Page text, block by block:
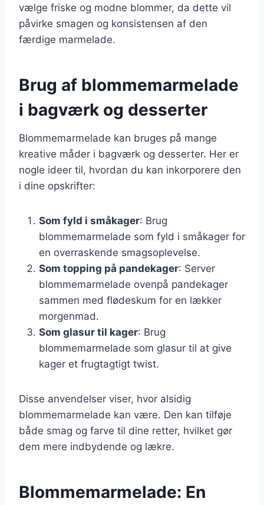
vælge friske og modne blommer, da dette vil
påvirke smagen og konsistensen af den
færdige marmelade.
Brug af blommemarmelade
i bagværk og desserter
Blommemarmelade kan bruges på mange
kreative måder i bagværk og desserter. Her er
nogle ideer til, hvordan du kan inkorporere den
i dine opskrifter:
Som fyld i småkager: Brug
blommemarmelade som fyld i småkager for
en overraskende smagsoplevelse.
Som topping på pandekager: Server
blommemarmelade ovenpå pandekager
sammen med flødeskum for en lækker
morgenmad.
Som glasur til kager: Brug
blommemarmelade som glasur til at give
kager et frugtagtigt twist.
Disse anvendelser viser, hvor alsidig
blommemarmelade kan være. Den kan tilføje
både smag og farve til dine retter, hvilket gør
dem mere indbydende og lækre.
Blommemarmelade: En